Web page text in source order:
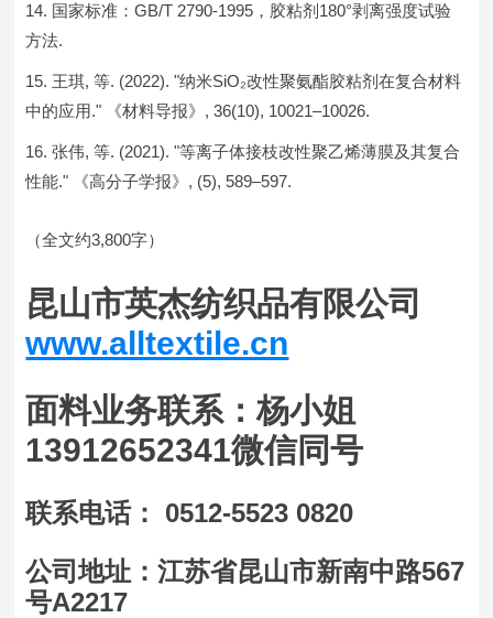
国家标准：GB/T 2790-1995，胶粘剂180°剥离强度试验
方法.
王琪, 等. (2022). "纳米SiO₂改性聚氨酯胶粘剂在复合材料
中的应用." 《材料导报》, 36(10), 10021–10026.
张伟, 等. (2021). "等离子体接枝改性聚乙烯薄膜及其复合
性能." 《高分子学报》, (5), 589–597.
（全文约3,800字）
昆山市英杰纺织品有限公司
www.alltextile.cn
面料业务联系：杨小姐
13912652341微信同号
联系电话： 0512-5523 0820
公司地址：江苏省昆山市新南中路567
号A2217